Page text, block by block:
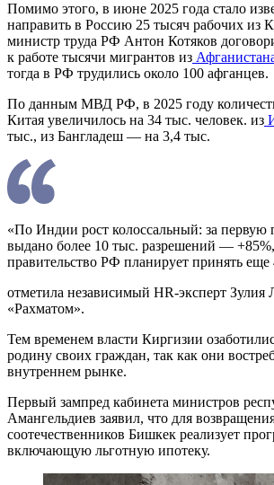
Помимо этого, в июне 2025 года стало
направить в Россию 25 тысяч рабочих из
министр труда РФ Антон Котяков
к работе тысячи мигрантов из
тогда в РФ трудились около 100 афганцев.
По данным МВД РФ, в 2025 году
Китая увеличилось на 34 тыс. человек. из
тыс., из Бангладеш — на 3,4 тыс.
«По Индии рост колоссальный: за первую
выдано более 10 тыс. разрешений —
правительство РФ планирует принять
отметила независимый HR-эксперт Зулия
«Рахматом».
Тем временем власти Киргизии
родину своих граждан, так как они
внутреннем рынке.
Первый зампред кабинета министров
Амангельдиев заявил, что для
соотечественников Бишкек реализует
включающую льготную ипотеку.